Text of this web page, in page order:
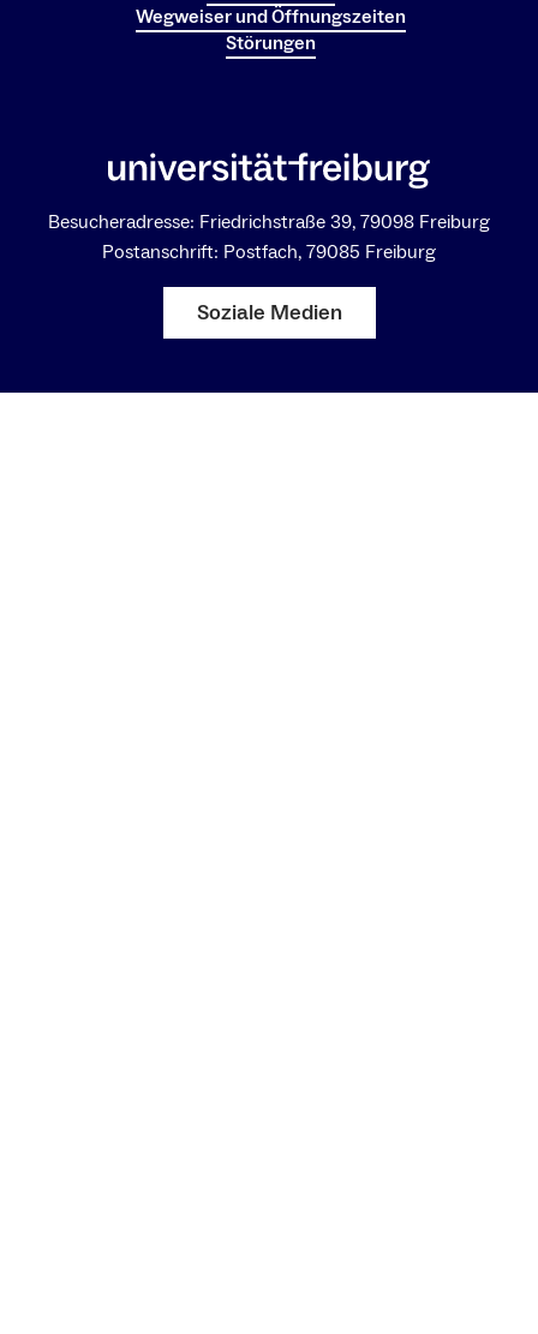
Wegweiser und Öffnungszeiten
Störungen
Besucheradresse: Friedrichstraße 39, 79098 Freiburg
Postanschrift: Postfach, 79085 Freiburg
Soziale Medien